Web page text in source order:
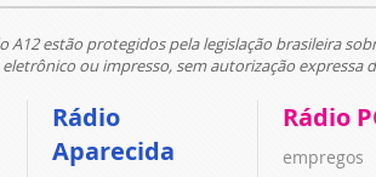
A12 estão protegidos pela legislação brasileira
ou impresso, sem autorização expressa
Rádio
Aparecida
Rádio
empregos